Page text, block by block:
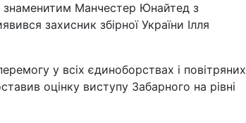
знаменитим Манчестер Юнайтед з
захисник збірної України Ілля
у всіх єдиноборствах і повітряних
оцінку виступу Забарного на рівні